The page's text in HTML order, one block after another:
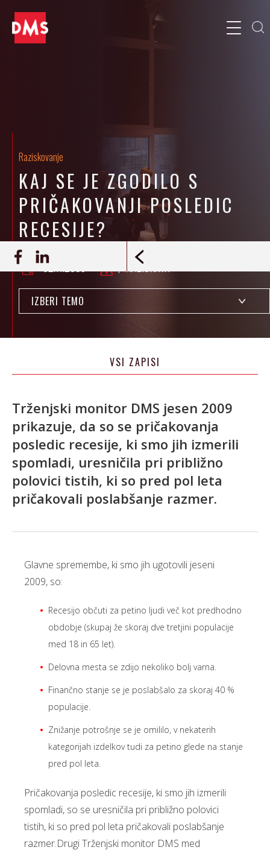
Raziskovanje
KAJ SE JE ZGODILO S
PRIČAKOVANJI POSLEDIC
RECESIJE?
02.11.2009 RAZISKAVA
IZBERI TEMO
VSI ZAPISI
Trženjski monitor DMS jesen 2009
prikazuje, da so se pričakovanja
posledic recesije, ki smo jih izmerili
spomladi, uresničila pri približno
polovici tistih, ki so pred pol leta
pričakovali poslabšanje razmer.
Glavne spremembe, ki smo jih ugotovili jeseni
2009, so:
Recesijo občuti za petino ljudi več kot predhodno
obdobje (skupaj že skoraj dve tretjini populacije
med 18 in 65 let).
Delovna mesta se zdijo nekoliko bolj varna.
Finančno stanje se je poslabšalo za skoraj 40 %
populacije.
Znižanje potrošnje se je omililo, v nekaterih
kategorijah izdelkov tudi za petino glede na stanje
pred pol leta.
Pričakovanja posledic recesije, ki smo jih izmerili
spomladi, so se uresničila pri približno polovici
tistih, ki so pred pol leta pričakovali poslabšanje
razmer.Drugi Trženjski monitor DMS med